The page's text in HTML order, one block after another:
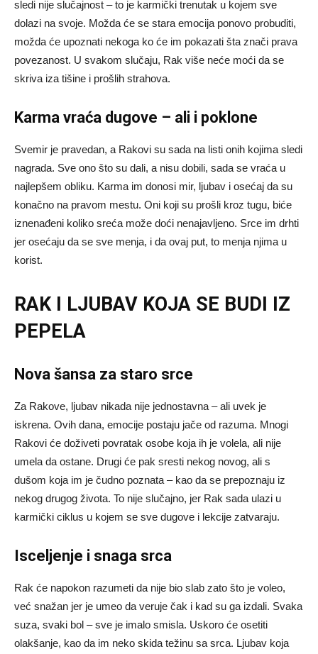
sledi nije slučajnost – to je karmički trenutak u kojem sve
dolazi na svoje. Možda će se stara emocija ponovo probuditi,
možda će upoznati nekoga ko će im pokazati šta znači prava
povezanost. U svakom slučaju, Rak više neće moći da se
skriva iza tišine i prošlih strahova.
Karma vraća dugove – ali i poklone
Svemir je pravedan, a Rakovi su sada na listi onih kojima sledi
nagrada. Sve ono što su dali, a nisu dobili, sada se vraća u
najlepšem obliku. Karma im donosi mir, ljubav i osećaj da su
konačno na pravom mestu. Oni koji su prošli kroz tugu, biće
iznenađeni koliko sreća može doći nenajavljeno. Srce im drhti
jer osećaju da se sve menja, i da ovaj put, to menja njima u
korist.
RAK I LJUBAV KOJA SE BUDI IZ
PEPELA
Nova šansa za staro srce
Za Rakove, ljubav nikada nije jednostavna – ali uvek je
iskrena. Ovih dana, emocije postaju jače od razuma. Mnogi
Rakovi će doživeti povratak osobe koja ih je volela, ali nije
umela da ostane. Drugi će pak sresti nekog novog, ali s
dušom koja im je čudno poznata – kao da se prepoznaju iz
nekog drugog života. To nije slučajno, jer Rak sada ulazi u
karmički ciklus u kojem se sve dugove i lekcije zatvaraju.
Isceljenje i snaga srca
Rak će napokon razumeti da nije bio slab zato što je voleo,
već snažan jer je umeo da veruje čak i kad su ga izdali. Svaka
suza, svaki bol – sve je imalo smisla. Uskoro će osetiti
olakšanje, kao da im neko skida težinu sa srca. Ljubav koja